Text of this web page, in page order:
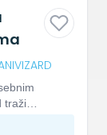
traži